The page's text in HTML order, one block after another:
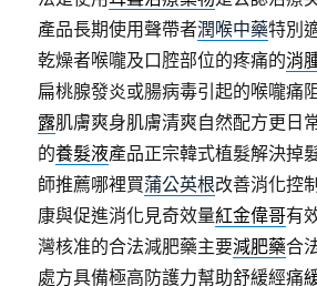
產品長期使用聲帶者潤喉中藥特別
乾燥者喉嚨及口腔部位的疼痛的消
扁桃腺發炎或腸病毒引起的喉嚨痛
露肌膚爽身肌膚清爽自然配方更日
的養髮液產品正宗韓式植髮解決掉
師推薦哪裡買蒲公英根改善消化控
康與促進消化見奇效量紅金偉哥有
灣核准的合法減肥藥主要減肥藥合
處方具備極高防護力幫助舒緩經痛